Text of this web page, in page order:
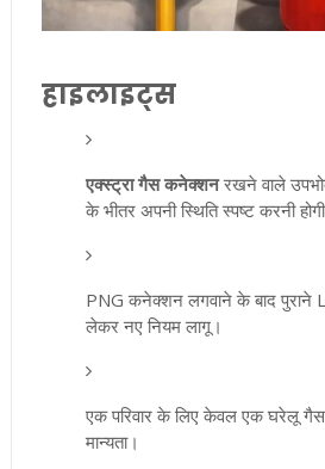
हाइलाइट्स
एक्स्ट्रा गैस कनेक्शनरखने वाले
के भीतर अपनी स्थिति स्पष्ट करनी
PNG कनेक्शन लगवाने के बाद पुराने
लेकर नए नियम लागू।
एक परिवार के लिए केवल एक घरेलू
मान्यता।